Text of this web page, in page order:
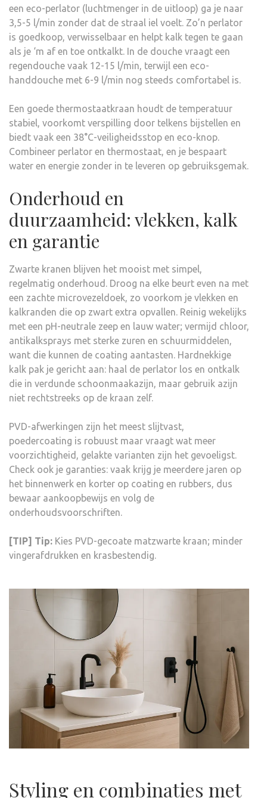
een eco-perlator (luchtmenger in de uitloop) ga je naar
3,5-5 l/min zonder dat de straal iel voelt. Zo’n perlator
is goedkoop, verwisselbaar en helpt kalk tegen te gaan
als je ‘m af en toe ontkalkt. In de douche vraagt een
regendouche vaak 12-15 l/min, terwijl een eco-
handdouche met 6-9 l/min nog steeds comfortabel is.
Een goede thermostaatkraan houdt de temperatuur
stabiel, voorkomt verspilling door telkens bijstellen en
biedt vaak een 38°C-veiligheidsstop en eco-knop.
Combineer perlator en thermostaat, en je bespaart
water en energie zonder in te leveren op gebruiksgemak.
Onderhoud en
duurzaamheid: vlekken, kalk
en garantie
Zwarte kranen blijven het mooist met simpel,
regelmatig onderhoud. Droog na elke beurt even na met
een zachte microvezeldoek, zo voorkom je vlekken en
kalkranden die op zwart extra opvallen. Reinig wekelijks
met een pH-neutrale zeep en lauw water; vermijd chloor,
antikalksprays met sterke zuren en schuurmiddelen,
want die kunnen de coating aantasten. Hardnekkige
kalk pak je gericht aan: haal de perlator los en ontkalk
die in verdunde schoonmaakazijn, maar gebruik azijn
niet rechtstreeks op de kraan zelf.
PVD-afwerkingen zijn het meest slijtvast,
poedercoating is robuust maar vraagt wat meer
voorzichtigheid, gelakte varianten zijn het gevoeligst.
Check ook je garanties: vaak krijg je meerdere jaren op
het binnenwerk en korter op coating en rubbers, dus
bewaar aankoopbewijs en volg de
onderhoudsvoorschriften.
[TIP] Tip: Kies PVD-gecoate matzwarte kraan; minder
vingerafdrukken en krasbestendig.
Styling en combinaties met